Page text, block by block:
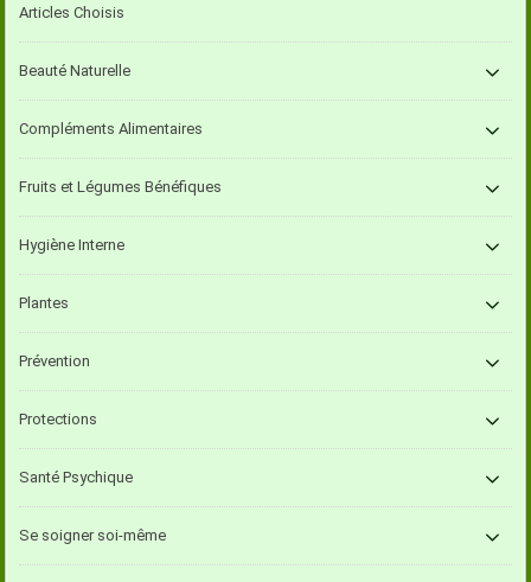
Articles Choisis
Beauté Naturelle
Compléments Alimentaires
Fruits et Légumes Bénéfiques
Hygiène Interne
Plantes
Prévention
Protections
Santé Psychique
Se soigner soi-même